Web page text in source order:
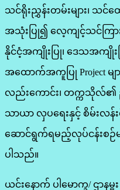
သင်ရိုးညွှန်းတမ်းများ၊ သင်ထ
အသုံးပြု၍ လေ့ကျင့်သင်ကြာ
နိုင်ငံ့အကျိုးပြု၊ ဒေသအကျိုးပြု
အထောက်အကူပြု Project မ
လည်းကောင်း၊ တက္ကသိုလ်၏ ဥ
သာယာ လှပရေးနှင့် စိမ်းလ
ဆောင်ရွက်ရမည့်လုပ်ငန်းစဉ်မျ
ပါသည်။
ယင်းနောက် ပါမောက္ခ/ ဌာ